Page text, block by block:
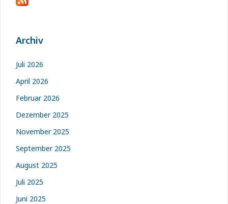
Archiv
Juli 2026
April 2026
Februar 2026
Dezember 2025
November 2025
September 2025
August 2025
Juli 2025
Juni 2025